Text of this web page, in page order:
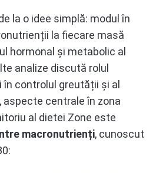
la o idee simplă: modul în
la fiecare masă
hormonal și metabolic al
analize discută rolul
în controlul greutății și al
centrale în zona
al dietei Zone este
macronutrienți, cunoscut